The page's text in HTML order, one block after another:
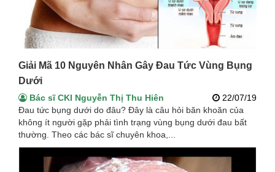
Giải Mã 10 Nguyên Nhân Gây Đau Tức Vùng Bụng
Dưới
Bác sĩ CKI Nguyễn Thị Thu Hiên
22/07/19
Đau tức bụng dưới do đâu? Đây là câu hỏi băn khoăn của
không ít người gặp phải tình trạng vùng bụng dưới đau bất
thường. Theo các bác sĩ chuyên khoa,...